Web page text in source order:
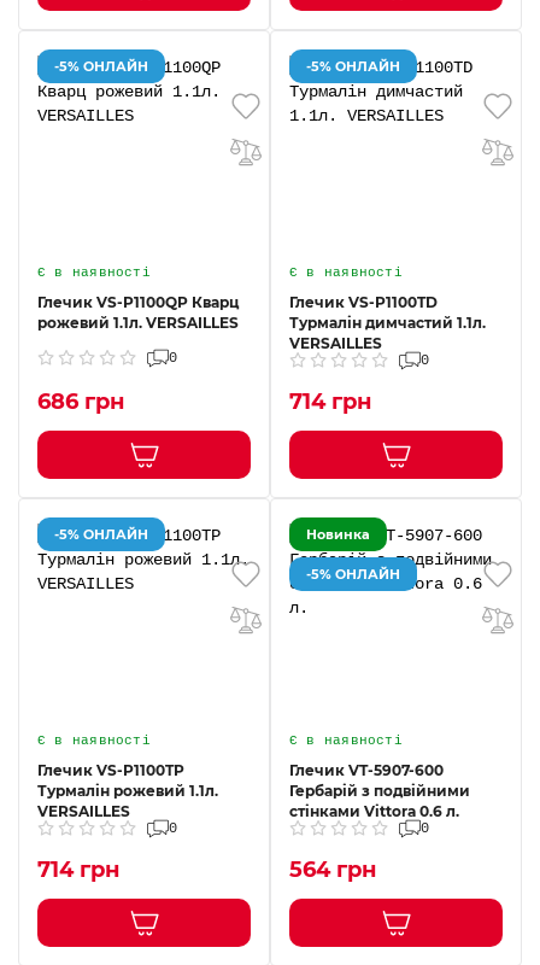
-5% ОНЛАЙН
Є в наявності
Глечик VS-P1100QP Кварц
рожевий 1.1л. VERSAILLES
0
686 грн
-5% ОНЛАЙН
Є в наявності
Глечик VS-P1100TD
Турмалін димчастий 1.1л.
VERSAILLES
0
714 грн
-5% ОНЛАЙН
Є в наявності
Глечик VS-P1100TP
Турмалін рожевий 1.1л.
VERSAILLES
0
714 грн
Новинка
-5% ОНЛАЙН
Є в наявності
Глечик VT-5907-600
Гербарій з подвійними
стінками Vittora 0.6 л.
0
564 грн